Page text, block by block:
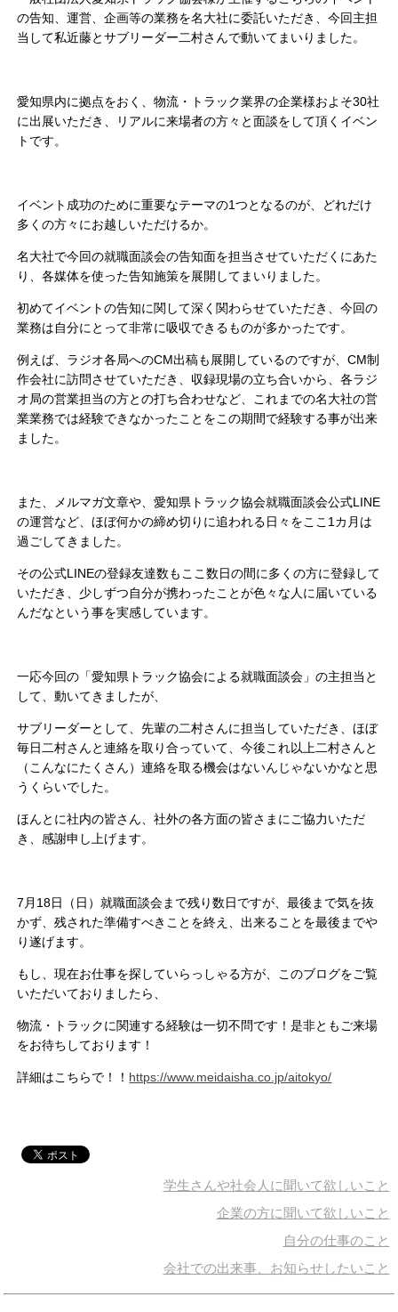
の告知、運営、企画等の業務を名大社に委託いただき、今回主担
当して私近藤とサブリーダー二村さんで動いてまいりました。
愛知県内に拠点をおく、物流・トラック業界の企業様およそ30社
に出展いただき、リアルに来場者の方々と面談をして頂くイベン
トです。
イベント成功のために重要なテーマの1つとなるのが、どれだけ
多くの方々にお越しいただけるか。
名大社で今回の就職面談会の告知面を担当させていただくにあた
り、各媒体を使った告知施策を展開してまいりました。
初めてイベントの告知に関して深く関わらせていただき、今回の
業務は自分にとって非常に吸収できるものが多かったです。
例えば、ラジオ各局へのCM出稿も展開しているのですが、CM制
作会社に訪問させていただき、収録現場の立ち合いから、各ラジ
オ局の営業担当の方との打ち合わせなど、これまでの名大社の営
業業務では経験できなかったことをこの期間で経験する事が出来
ました。
また、メルマガ文章や、愛知県トラック協会就職面談会公式LINE
の運営など、ほぼ何かの締め切りに追われる日々をここ1カ月は
過ごしてきました。
その公式LINEの登録友達数もここ数日の間に多くの方に登録して
いただき、少しずつ自分が携わったことが色々な人に届いている
んだなという事を実感しています。
一応今回の「愛知県トラック協会による就職面談会」の主担当と
して、動いてきましたが、
サブリーダーとして、先輩の二村さんに担当していただき、ほぼ
毎日二村さんと連絡を取り合っていて、今後これ以上二村さんと
（こんなにたくさん）連絡を取る機会はないんじゃないかなと思
うくらいでした。
ほんとに社内の皆さん、社外の各方面の皆さまにご協力いただ
き、感謝申し上げます。
7月18日（日）就職面談会まで残り数日ですが、最後まで気を抜
かず、残された準備すべきことを終え、出来ることを最後までや
り遂げます。
もし、現在お仕事を探していらっしゃる方が、このブログをご覧
いただいておりましたら、
物流・トラックに関連する経験は一切不問です！是非ともご来場
をお待ちしております！
詳細はこちらで！！ https://www.meidaisha.co.jp/aitokyo/
学生さんや社会人に聞いて欲しいこと
企業の方に聞いて欲しいこと
自分の仕事のこと
会社での出来事、お知らせしたいこと